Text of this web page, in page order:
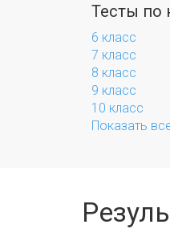
Тесты по
6 класс
7 класс
8 класс
9 класс
10 класс
Показать